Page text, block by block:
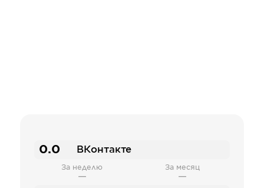
0.0 ВКонтакте
За неделю
—
За месяц
—